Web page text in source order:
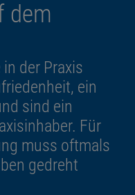
dem
der Praxis
ein
sind ein
Für
muss oftmals
gedreht